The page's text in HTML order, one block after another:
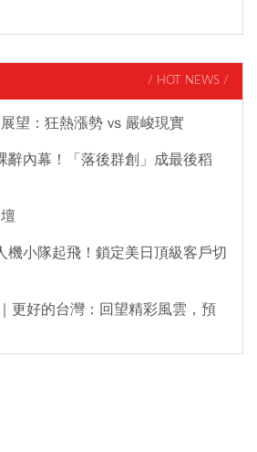
/ HOT NEWS /
望：狂熱漲勢 vs 嚴峻現實
辭內幕！「落後群創」成最後稻
機小隊起飛！鎖定美日頂級客戶切
更好的台灣：回望精彩風雲，預